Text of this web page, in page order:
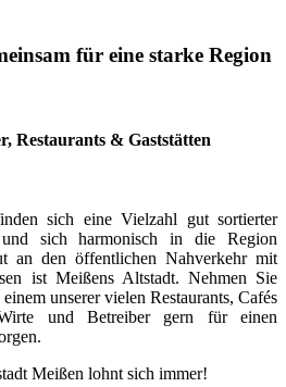
für eine starke Region
Restaurants & Gaststätten
sich eine Vielzahl gut sortierter
und sich harmonisch in die Region
an den öffentlichen Nahverkehr mit
ist Meißens Altstadt. Nehmen Sie
unserer vielen Restaurants, Cafés
und Betreiber gern für einen
Meißen lohnt sich immer!